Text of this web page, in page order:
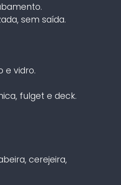
sem saída.
e vidro.
fulget e deck.
cerejeira,